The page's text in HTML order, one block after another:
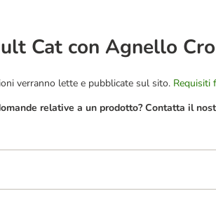
Cat con Agnello
verranno lette e pubblicate sul sito. Requisiti
relative a un prodotto? Contatta il